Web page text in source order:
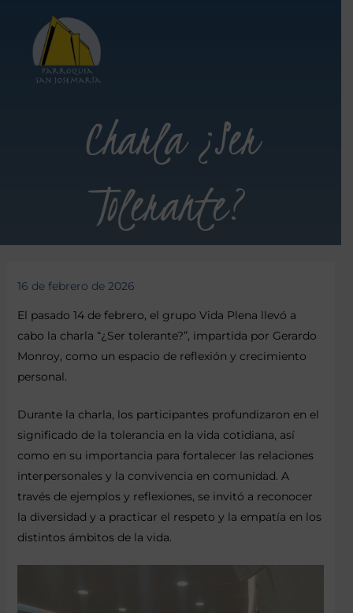
Charla ¿Ser
Tolerante?
16 de febrero de 2026
El pasado 14 de febrero, el grupo Vida Plena llevó a
cabo la charla “¿Ser tolerante?”, impartida por Gerardo
Monroy, como un espacio de reflexión y crecimiento
personal.
Durante la charla, los participantes profundizaron en el
significado de la tolerancia en la vida cotidiana, así
como en su importancia para fortalecer las relaciones
interpersonales y la convivencia en comunidad. A
través de ejemplos y reflexiones, se invitó a reconocer
la diversidad y a practicar el respeto y la empatía en los
distintos ámbitos de la vida.